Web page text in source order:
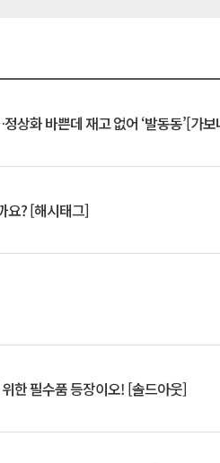
상화 바쁜데 재고 없어 ‘발동동’[가보
요? [해시태그]
한 필수품 등장이오! [솔드아웃]